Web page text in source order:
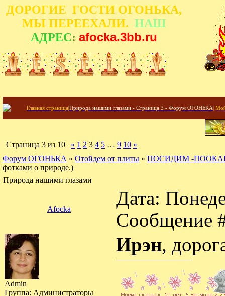
ДОРОГИЕ ГОСТИ ОГОНЬКА,
МЫ ПЕРЕЕХАЛИ. НАШ
АДРЕС: afocka.3bb.ru
Главная страница|Природа нашими глазами - Страница 3 - Форум ОГОНЬКА|
Страница 3 из 10 « 1 2 3 4 5 … 9 10 »
Форум ОГОНЬКА » Отойдем от плиты » ПОСИДИМ -
фотками о природе.)
Природа нашими глазами
Afocka
Дата:
Сообщение
Admin
Группа: Администраторы
Ирэн,